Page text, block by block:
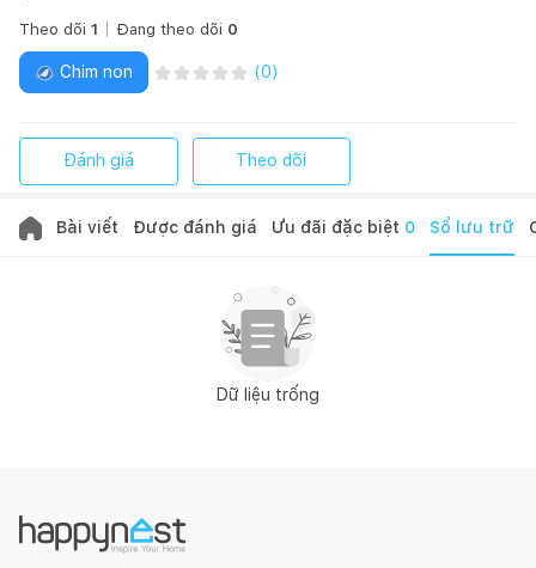
Theo dõi 1 Đang theo dõi 0
Chim non (0)
Đánh giá Theo dõi
Bài viết Được đánh giá Ưu đãi đặc biệt 0 Sổ lưu trữ
Dữ liệu trống